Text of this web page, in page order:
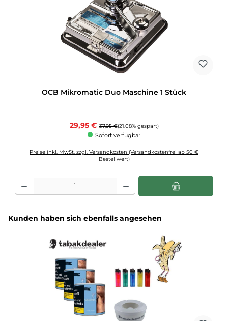
OCB Mikromatic Duo Maschine 1 Stück
Verkaufspreis:
29,95 € Regulärer Preis:
37,95 €(21.08% gespart)
Sofort verfügbar
Preise inkl. MwSt. zzgl. Versandkosten (Versandkostenfrei ab 50 €
Bestellwert)
Produktgalerie überspringen
Kunden haben sich ebenfalls angesehen